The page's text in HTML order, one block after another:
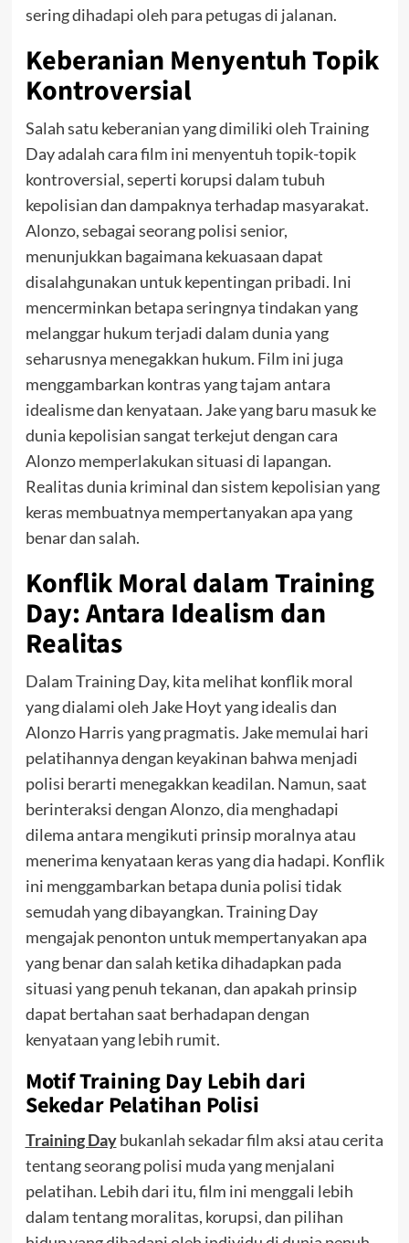
sering dihadapi oleh para petugas di jalanan.
Keberanian Menyentuh Topik
Kontroversial
Salah satu keberanian yang dimiliki oleh Training
Day adalah cara film ini menyentuh topik-topik
kontroversial, seperti korupsi dalam tubuh
kepolisian dan dampaknya terhadap masyarakat.
Alonzo, sebagai seorang polisi senior,
menunjukkan bagaimana kekuasaan dapat
disalahgunakan untuk kepentingan pribadi. Ini
mencerminkan betapa seringnya tindakan yang
melanggar hukum terjadi dalam dunia yang
seharusnya menegakkan hukum. Film ini juga
menggambarkan kontras yang tajam antara
idealisme dan kenyataan. Jake yang baru masuk ke
dunia kepolisian sangat terkejut dengan cara
Alonzo memperlakukan situasi di lapangan.
Realitas dunia kriminal dan sistem kepolisian yang
keras membuatnya mempertanyakan apa yang
benar dan salah.
Konflik Moral dalam Training
Day: Antara Idealism dan
Realitas
Dalam Training Day, kita melihat konflik moral
yang dialami oleh Jake Hoyt yang idealis dan
Alonzo Harris yang pragmatis. Jake memulai hari
pelatihannya dengan keyakinan bahwa menjadi
polisi berarti menegakkan keadilan. Namun, saat
berinteraksi dengan Alonzo, dia menghadapi
dilema antara mengikuti prinsip moralnya atau
menerima kenyataan keras yang dia hadapi. Konflik
ini menggambarkan betapa dunia polisi tidak
semudah yang dibayangkan. Training Day
mengajak penonton untuk mempertanyakan apa
yang benar dan salah ketika dihadapkan pada
situasi yang penuh tekanan, dan apakah prinsip
dapat bertahan saat berhadapan dengan
kenyataan yang lebih rumit.
Motif Training Day Lebih dari
Sekedar Pelatihan Polisi
Training Daybukanlah sekadar film aksi atau cerita
tentang seorang polisi muda yang menjalani
pelatihan. Lebih dari itu, film ini menggali lebih
dalam tentang moralitas, korupsi, dan pilihan